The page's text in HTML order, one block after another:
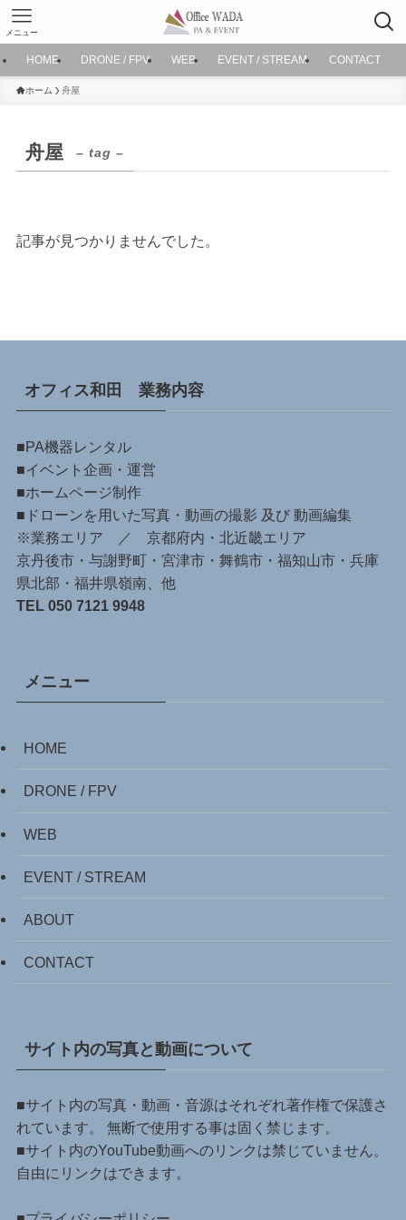
メニュー
HOME DRONE / FPV WEB EVENT / STREAM CONTACT
ホーム 舟屋
舟屋 – tag –
記事が見つかりませんでした。
オフィス和田 業務内容
■PA機器レンタル
■イベント企画・運営
■ホームページ制作
■ドローンを用いた写真・動画の撮影 及び 動画編集
※業務エリア ／ 京都府内・北近畿エリア
京丹後市・与謝野町・宮津市・舞鶴市・福知山市・兵庫
県北部・福井県嶺南、他
TEL 050 7121 9948
メニュー
HOME
DRONE / FPV
WEB
EVENT / STREAM
ABOUT
CONTACT
サイト内の写真と動画について
■サイト内の写真・動画・音源はそれぞれ著作権で保護さ
れています。 無断で使用する事は固く禁じます。
■サイト内のYouTube動画へのリンクは禁じていません。
自由にリンクはできます。